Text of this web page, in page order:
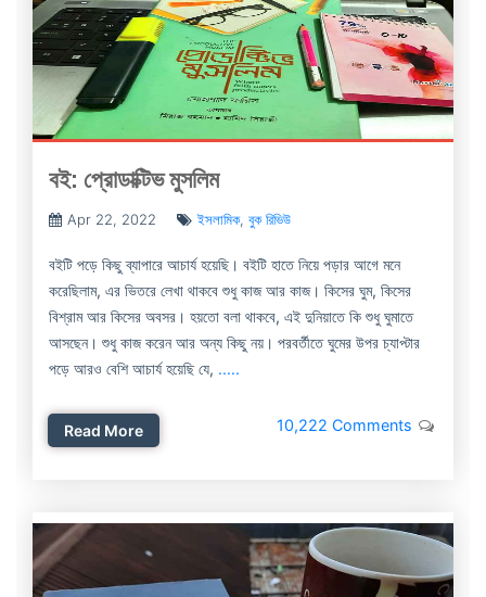
বই: প্রোডাক্টিভ মুসলিম
Apr 22, 2022 ইসলামিক, বুক রিভিউ
বইটি পড়ে কিছু ব্যাপারে আচার্য হয়েছি। বইটি হাতে নিয়ে পড়ার আগে মনে
করেছিলাম, এর ভিতরে লেখা থাকবে শুধু কাজ আর কাজ। কিসের ঘুম, কিসের
বিশ্রাম আর কিসের অবসর। হয়তো বলা থাকবে, এই দুনিয়াতে কি শুধু ঘুমাতে
আসছেন। শুধু কাজ করেন আর অন্য কিছু নয়। পরবর্তীতে ঘুমের উপর চ্যাপ্টার
পড়ে আরও বেশি আচার্য হয়েছি যে, .....
Read More 10,222 Comments